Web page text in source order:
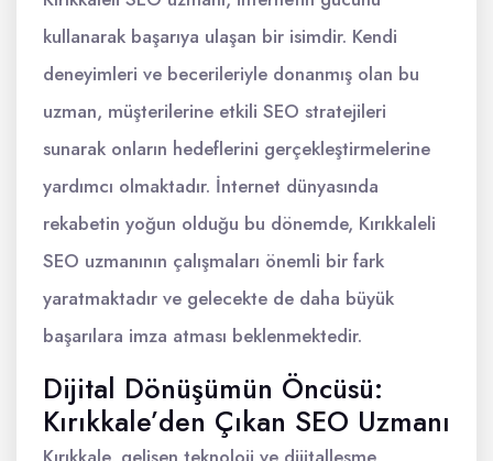
kullanarak başarıya ulaşan bir isimdir. Kendi
deneyimleri ve becerileriyle donanmış olan bu
uzman, müşterilerine etkili SEO stratejileri
sunarak onların hedeflerini gerçekleştirmelerine
yardımcı olmaktadır. İnternet dünyasında
rekabetin yoğun olduğu bu dönemde, Kırıkkaleli
SEO uzmanının çalışmaları önemli bir fark
yaratmaktadır ve gelecekte de daha büyük
başarılara imza atması beklenmektedir.
Dijital Dönüşümün Öncüsü:
Kırıkkale’den Çıkan SEO Uzmanı